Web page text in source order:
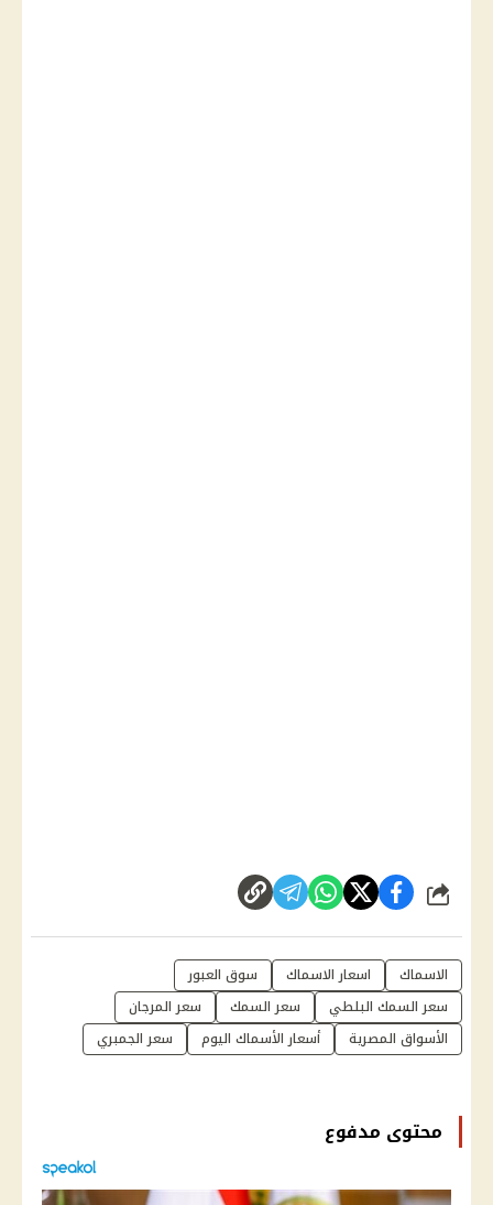
شارك
الاسماك اسعار الاسماك
سوق العبور
سعر السمك البلطي
سعر السمك
سعر المرجان
الأسواق المصرية
أسعار الأسماك اليوم سعر الجمبري
محتوى مدفوع